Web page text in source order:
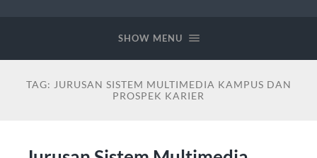
SHOW MENU
TAG: JURUSAN SISTEM MULTIMEDIA KAMPUS DAN
PROSPEK KARIER